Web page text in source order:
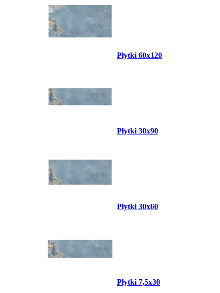
Płytki 60x120
Płytki 30x90
Płytki 30x60
Płytki 7,5x30